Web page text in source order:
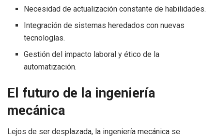
Necesidad de actualización constante de habilidades.
Integración de sistemas heredados con nuevas
tecnologías.
Gestión del impacto laboral y ético de la
automatización.
El futuro de la ingeniería
mecánica
Lejos de ser desplazada, la ingeniería mecánica se